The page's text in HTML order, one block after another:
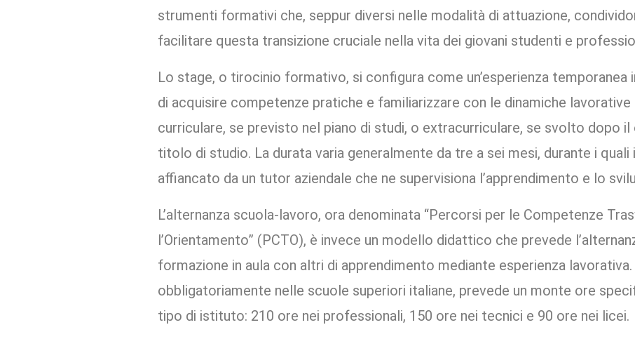
strumenti formativi che, seppur diversi nelle modalità di attuazione,
facilitare questa transizione cruciale nella vita dei giovani studenti e
Lo stage, o tirocinio formativo, si configura come un’esperienza temporanea
di acquisire competenze pratiche e familiarizzare con le dinamiche lavorative
curriculare, se previsto nel piano di studi, o extracurriculare, se svolto dopo il
titolo di studio. La durata varia generalmente da tre a sei mesi, durante i
affiancato da un tutor aziendale che ne supervisiona l’apprendimento e lo
L’alternanza scuola-lavoro, ora denominata “Percorsi per le Competenze
l’Orientamento” (PCTO), è invece un modello didattico che prevede
formazione in aula con altri di apprendimento mediante esperienza
obbligatoriamente nelle scuole superiori italiane, prevede un monte ore
tipo di istituto: 210 ore nei professionali, 150 ore nei tecnici e 90 ore nei licei.